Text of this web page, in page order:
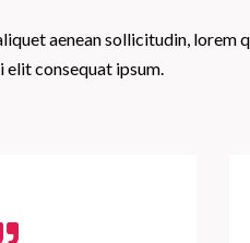
aenean sollicitudin, lorem
consequat ipsum.